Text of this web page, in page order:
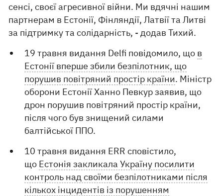
сенсі, своєї агресивної війни. Ми вдячні нашим
партнерам в Естонії, Фінляндії, Латвії та Литві
за підтримку та солідарність, - додав Тихий.
19 травня видання Delfi повідомило, що в
Естонії вперше збили безпілотник, що
порушив повітряний простір країни. Міністр
оборони Естонії Ханно Певкур заявив, що
дрон порушив повітряний простір країни,
після чого був знищений силами
балтійської ППО.
10 травня видання ERR сповістило,
що Естонія закликала Україну посилити
контроль над своїми безпілотниками після
кількох інцидентів із порушенням